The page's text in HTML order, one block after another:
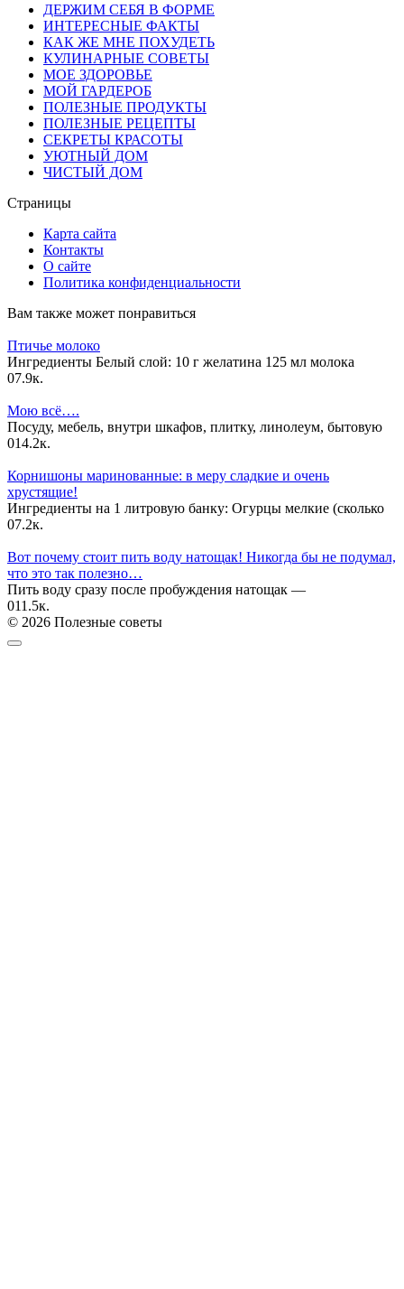
ДЕРЖИМ СЕБЯ В ФОРМЕ
ИНТЕРЕСНЫЕ ФАКТЫ
КАК ЖЕ МНЕ ПОХУДЕТЬ
КУЛИНАРНЫЕ СОВЕТЫ
МОЕ ЗДОРОВЬЕ
МОЙ ГАРДЕРОБ
ПОЛЕЗНЫЕ ПРОДУКТЫ
ПОЛЕЗНЫЕ РЕЦЕПТЫ
СЕКРЕТЫ КРАСОТЫ
УЮТНЫЙ ДОМ
ЧИСТЫЙ ДОМ
Страницы
Карта сайта
Контакты
О сайте
Политика конфиденциальности
Вам также может понравиться
Птичье молоко
Ингредиенты Белый слой: 10 г желатина 125 мл молока
07.9к.
Мою всё….
Посуду, мебель, внутри шкафов, плитку, линолеум, бытовую
014.2к.
Корнишоны маринованные: в меру сладкие и очень
хрустящие!
Ингредиенты на 1 литровую банку: Огурцы мелкие (сколько
07.2к.
Вот почему стоит пить воду натощак! Никогда бы не подумал,
что это так полезно…
Пить воду сразу после пробуждения натощак —
011.5к.
© 2026 Полезные советы